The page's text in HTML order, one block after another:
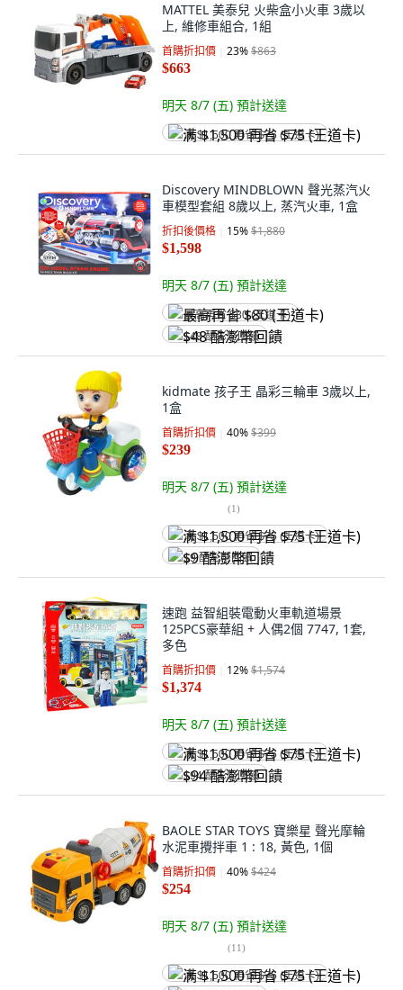
MATTEL 美泰兒 火柴盒小火車 3歲以
上, 維修車組合, 1組
首購折扣價 23%$863
$663
明天 8/7 (五) 預計送達
满 $1,500 再省 $75 (王道卡)
Discovery MINDBLOWN 聲光蒸汽火
車模型套組 8歲以上, 蒸汽火車, 1盒
折扣後價格 15%$1,880
$1,598
明天 8/7 (五) 預計送達
最高再省 $80 (王道卡)
$48 酷澎幣回饋
kidmate 孩子王 晶彩三輪車 3歲以上,
1盒
首購折扣價 40%$399
$239
明天 8/7 (五) 預計送達
(1)
满 $1,500 再省 $75 (王道卡)
$9 酷澎幣回饋
速跑 益智組裝電動火車軌道場景
125PCS豪華組 + 人偶2個 7747, 1套,
多色
首購折扣價 12%$1,574
$1,374
明天 8/7 (五) 預計送達
满 $1,500 再省 $75 (王道卡)
$94 酷澎幣回饋
BAOLE STAR TOYS 寶樂星 聲光摩輪
水泥車攪拌車 1 : 18, 黃色, 1個
首購折扣價 40%$424
$254
明天 8/7 (五) 預計送達
(11)
满 $1,500 再省 $75 (王道卡)